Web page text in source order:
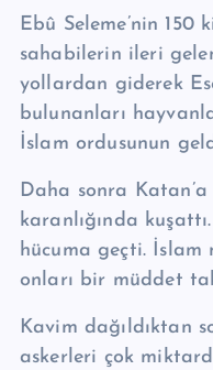
Ebû Seleme’nin
sahabilerin ileri
yollardan giderek
bulunanları
İslam ordusunun
Daha sonra
karanlığında
hücuma geçti. İslam
onları bir müd­det
Kavim dağıldıktan
askerleri çok